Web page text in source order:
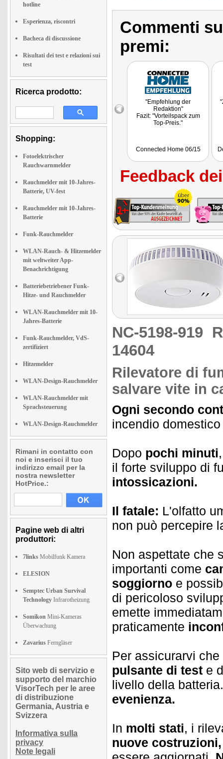
hotline
Esperienza, riscontri
Bacheca di discussione
Risultati dei test e relazioni sui
test
Ricerca prodotto:
Shopping:
Fotoelektrischer
Rauchwarnmelder
Rauchmelder mit 10-Jahres-
Batterie, UV-fest
Rauchmelder mit 10-Jahres-
Batterie
Funk-Rauchmelder
WLAN-Rauch- & Hitzemelder
mit weltweiter App-
Benachrichtigung
Batteriebetriebener Funk-
Hitze- und Rauchmelder
WLAN-Rauchmelder mit 10-
Jahres-Batterie
Funk-Rauchmelder, VdS-
zertifiziert
Hitzemelder
WLAN-Design-Rauchmelder
WLAN-Rauchmelder mit
Sprachsteuerung
WLAN-Design-Rauchmelder
Rimani in contatto con
noi e inserisci il tuo
indirizzo email per la
nostra newsletter
HotPrice.:
Pagine web di altri
produttori:
7links Mobilfunk Kamera
ELESION
Semptec Urban Survival
Technology Infrarotheizung
Somikon Mini-Kameras
Überwachung
Zavarius Ferngläser
Sito web di servizio e
supporto del marchio
VisorTech per le aree
di distribuzione
Germania, Austria e
Svizzera
Informativa sulla
privacy
Note legali
Commenti
premi:
"Empfehlung der
Redaktion"
Fazit: "Vorteilspack zum
Top-Preis."
Connected Home 06/15
Feedback
NC-5198-919
14604
Rilevatore di
salvare vite in
Ogni secondo
incendio
Dopo pochi minuti
il forte sviluppo di
intossicazioni.
Il fatale: L'olfatto
non può percepire
Non aspettate che
importanti come
soggiorno e
di pericoloso
emette
praticamente
Per assicurarvi
pulsante di test e
livello della
evenienza.
In molti stati, i
nuove costruzioni,